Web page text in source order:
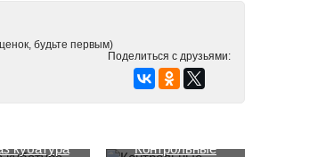
будьте первым)
Поделиться с друзьями:
кубатура
Контрольные